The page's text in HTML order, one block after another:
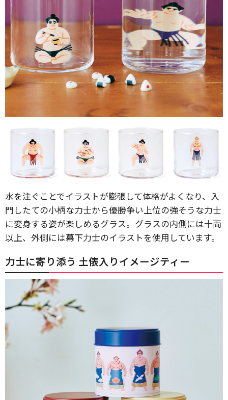
水を注ぐことでイラストが膨張して体格がよくなり、入
門したての小柄な力士から優勝争い上位の強そうな力士
に変身する姿が楽しめるグラス。グラスの内側には十両
以上、外側には幕下力士のイラストを使用しています。
力士に寄り添う 土俵入りイメージティー